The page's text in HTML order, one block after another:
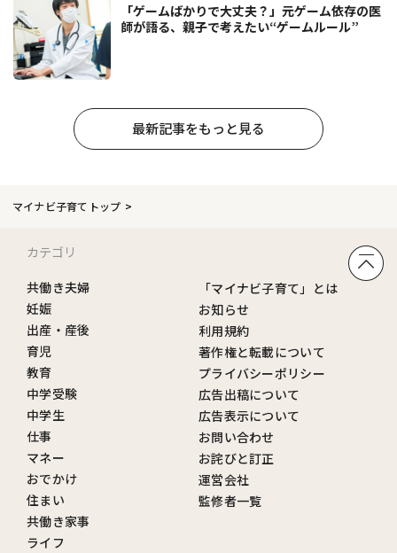
「ゲームばかりで大丈夫？」元ゲーム依存の医
師が語る、親子で考えたい“ゲームルール”
最新記事をもっと見る
マイナビ子育てトップ
カテゴリ
共働き夫婦
妊娠
出産・産後
育児
教育
中学受験
中学生
仕事
マネー
おでかけ
住まい
共働き家事
ライフ
「マイナビ子育て」とは
お知らせ
利用規約
著作権と転載について
プライバシーポリシー
広告出稿について
広告表示について
お問い合わせ
お詫びと訂正
運営会社
監修者一覧